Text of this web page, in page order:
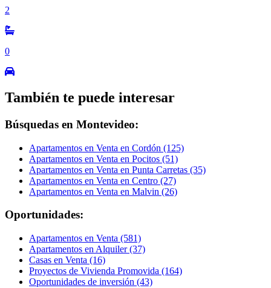
2
0
También te puede interesar
Búsquedas en Montevideo:
Apartamentos en Venta en Cordón (125)
Apartamentos en Venta en Pocitos (51)
Apartamentos en Venta en Punta Carretas (35)
Apartamentos en Venta en Centro (27)
Apartamentos en Venta en Malvin (26)
Oportunidades:
Apartamentos en Venta (581)
Apartamentos en Alquiler (37)
Casas en Venta (16)
Proyectos de Vivienda Promovida (164)
Oportunidades de inversión (43)